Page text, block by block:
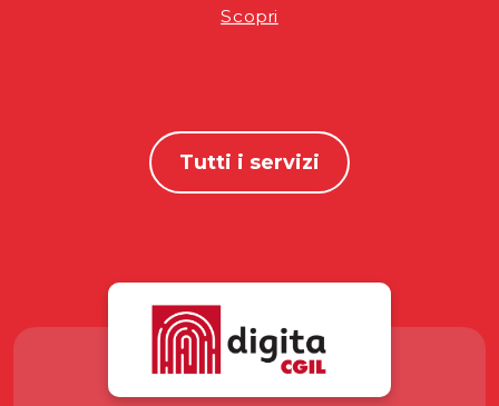
Scopri
Tutti i servizi